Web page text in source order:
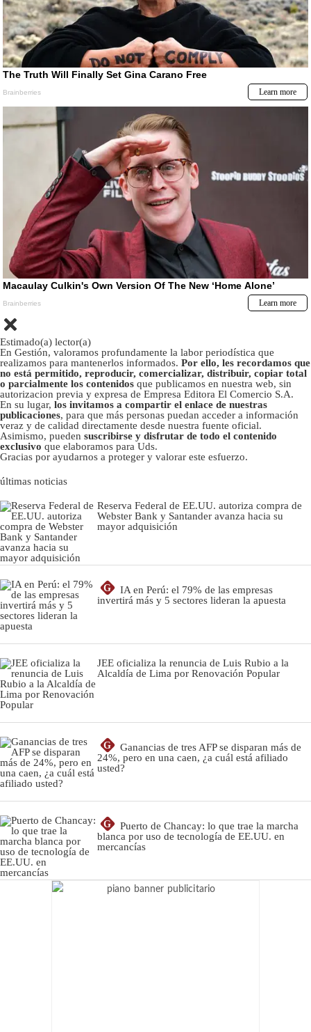
Estimado(a) lector(a)
En Gestión, valoramos profundamente la labor periodística que
realizamos para mantenerlos informados. Por ello, les recordamos que
no está permitido, reproducir, comercializar, distribuir, copiar total
o parcialmente los contenidos que publicamos en nuestra web, sin
autorizacion previa y expresa de Empresa Editora El Comercio S.A.
En su lugar, los invitamos a compartir el enlace de nuestras
publicaciones, para que más personas puedan acceder a información
veraz y de calidad directamente desde nuestra fuente oficial.
Asimismo, pueden suscribirse y disfrutar de todo el contenido
exclusivo que elaboramos para Uds.
Gracias por ayudarnos a proteger y valorar este esfuerzo.
últimas noticias
Reserva Federal de EE.UU. autoriza compra de
Webster Bank y Santander avanza hacia su
mayor adquisición
G
IA en Perú: el 79% de las empresas
invertirá más y 5 sectores lideran la apuesta
JEE oficializa la renuncia de Luis Rubio a la
Alcaldía de Lima por Renovación Popular
G
Ganancias de tres AFP se disparan más de
24%, pero en una caen, ¿a cuál está afiliado
usted?
G
Puerto de Chancay: lo que trae la marcha
blanca por uso de tecnología de EE.UU. en
mercancías